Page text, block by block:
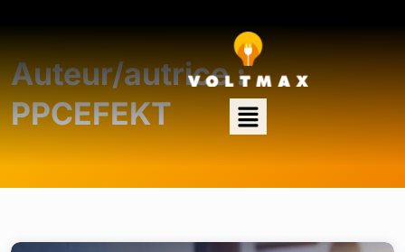
Auteur/autrice :
PPCEFEKT